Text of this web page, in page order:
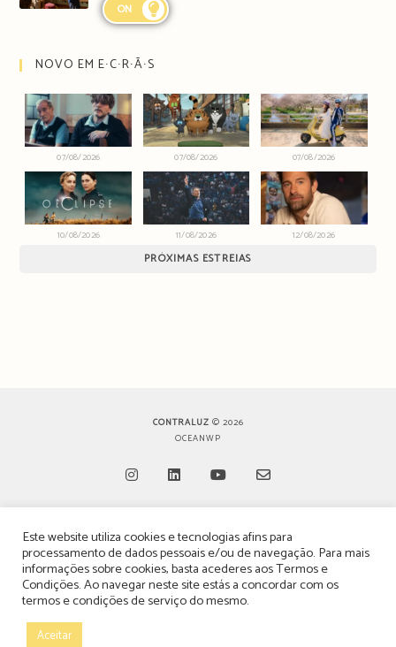
ON
NOVO EM E∙C∙R∙Ã∙S
07/08/2026 07/08/2026 07/08/2026
10/08/2026 11/08/2026 12/08/2026
PRÓXIMAS ESTREIAS
CONTRALUZ © 2026
OCEANWP
in
a
new
in
a
new
tab
in
a
new
in
a
new
TERMOS, CONDIÇÕES & POLÍTICA DE PRIVACIDADE
ESTATUTO EDITORIAL
POLÍTICA DE PUBLICIDADE E ANÚNCIOS
Este website utiliza cookies e tecnologias afins para
processamento de dados pessoais e/ou de navegação. Para mais
informações sobre cookies, basta acederes aosTermos e
Condições. Ao navegar neste site estás a concordar com os
termos e condições de serviço do mesmo.
Aceitar